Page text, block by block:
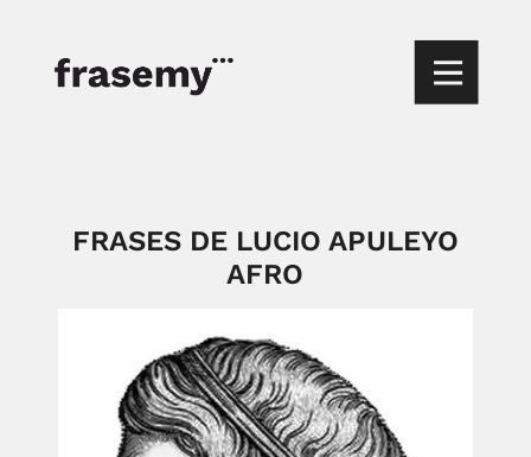
FRASES DE LUCIO APULEYO
AFRO